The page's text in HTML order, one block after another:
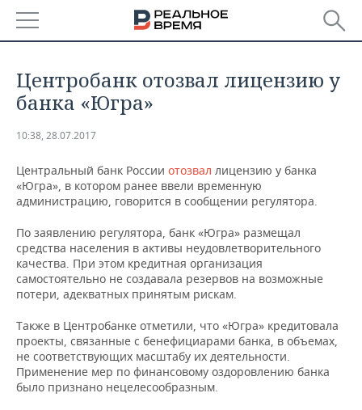
БАШКОРТОСТАН
ТАТАРСТАН
УДМУРТИЯ
НОВОСТИ
АНАЛИТИКА
НОВОСТИ АНАЛИТИКИ
ДЕКЛАРАЦИИ О ДОХОДАХ
КОРОЛИ ГОСЗАКАЗА ПФО
ВУЗЫ ТАТАРСТАНА
КОМУ ПРИНАДЛЕЖАТ
ТОРГОВЫЕ ЦЕНТРЫ
ТАТАРСТАНА
ЭКОНОМИКА
НОВОСТИ ЭКОНОМИКИ
ФИНАНСЫ
БАНКИ
БЮДЖЕТ
ИНВЕСТИЦИИ
ПРОМЫШЛЕННОСТЬ
НОВОСТИ
ПРОМЫШЛЕННОСТИ
АГРОПРОМ
МАШИНОСТРОЕНИЕ
НЕФТЕХИМИЯ
НЕДВИЖИМОСТЬ
НОВОСТИ НЕДВИЖИМОСТИ
АВТО
НОВОСТИ АВТО
БИЗНЕС
НОВОСТИ БИЗНЕСА
РОЗНИЧНАЯ ТОРГОВЛЯ
ТЕХНОЛОГИИ
НОВОСТИ ТЕХНОЛОГИЙ
МЕРОПРИЯТИЯ
Центробанк отозвал лицензию у
банка «Югра»
10:38, 28.07.2017
Центральный банк России отозвал лицензию у банка
«Югра», в котором ранее ввели временную
администрацию, говорится в сообщении регулятора.
По заявлению регулятора, банк «Югра» размещал
средства населения в активы неудовлетворительного
качества. При этом кредитная организация
самостоятельно не создавала резервов на возможные
потери, адекватных принятым рискам.
Также в Центробанке отметили, что «Югра» кредитовала
проекты, связанные с бенефициарами банка, в объемах,
не соответствующих масштабу их деятельности.
Применение мер по финансовому оздоровлению банка
было признано нецелесообразным.